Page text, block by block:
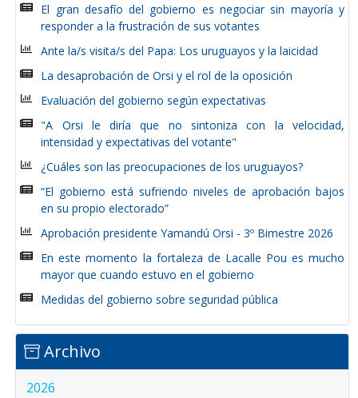
El gran desafío del gobierno es negociar sin mayoría y
responder a la frustración de sus votantes
Ante la/s visita/s del Papa: Los uruguayos y la laicidad
La desaprobación de Orsi y el rol de la oposición
Evaluación del gobierno según expectativas
"A Orsi le diría que no sintoniza con la velocidad,
intensidad y expectativas del votante"
¿Cuáles son las preocupaciones de los uruguayos?
“El gobierno está sufriendo niveles de aprobación bajos
en su propio electorado”
Aprobación presidente Yamandú Orsi - 3º Bimestre 2026
En este momento la fortaleza de Lacalle Pou es mucho
mayor que cuando estuvo en el gobierno
Medidas del gobierno sobre seguridad pública
Archivo
2026